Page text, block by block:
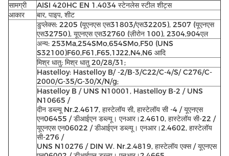
सामग्री
AISI 420HC EN 1.4034 स्टेनलेस स्टील शीट्स
आकार
बार, पाइप, शीट
डुप्लेक्स: 2205 (यूएनएस एस31803/एस32205), 2507 (यूएनएस
एस32750), यूएनएस एस32760 (ज़ीरोन 100), 2304,904एल
अन्य: 253Ma,254SMo,654SMo,F50 (UNS
S32100)F60,F61,F65,1J22,N4,N6 आदि
मिश्र धातु: मिश्र धातु 20/28/31;
Hastelloy: Hastelloy B/ -2/B-3/C22/C-4/S/ C276/C-
2000/G-35/G-30/X/N/g;
Hastelloy B / UNS N10001, Hastelloy B-2 / UNS
N10665 /
दीन डब्ल्यू Nr.2.4617, हास्टेलॉय सी, हास्टेलॉय सी -4 / यूएनएस
एन06455 / डीआईएन डब्ल्यू। एनआर।2.4610, हास्टेलॉय सी-22 /
यूएनएस एन06022 / डीआईएन डब्ल्यू। एनआर।2.4602, हास्टेलॉय
सी-276 /
UNS N10276 / DIN W. Nr.2.4819, हास्टेलॉय एक्स / यूएनएस